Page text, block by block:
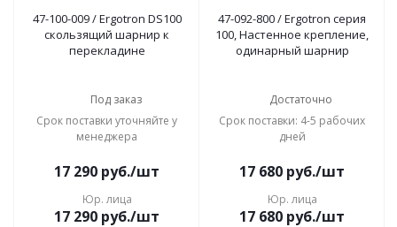
47-100-009 / Ergotron DS100
скользящий шарнир к
перекладине
Под заказ
Срок поставки уточняйте у
менеджера
17 290 руб./шт
Юр. лица
17 290 руб./шт
47-092-800 / Ergotron серия
100, Настенное крепление,
одинарный шарнир
Достаточно
Срок поставки: 4-5 рабочих
дней
17 680 руб./шт
Юр. лица
17 680 руб./шт